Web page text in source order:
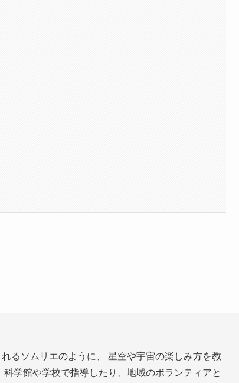
るソムリエのように、 星空や宇宙の楽しみ方を教
学館や学校で指導したり、地域のボランティアと